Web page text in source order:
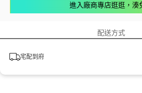
進入廠商專店逛逛，湊
配送方式
宅配到府